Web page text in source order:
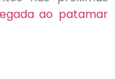
ao patamar